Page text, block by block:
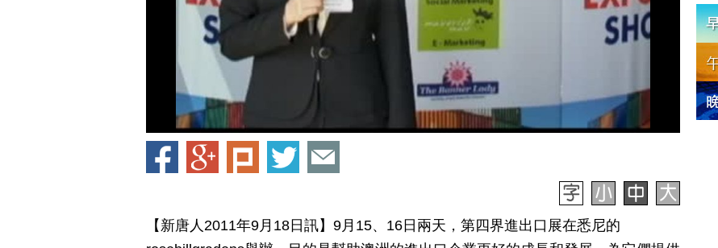
【新唐人2011年9月18日訊】9月15、16日兩天，第四界進出口展在悉尼的